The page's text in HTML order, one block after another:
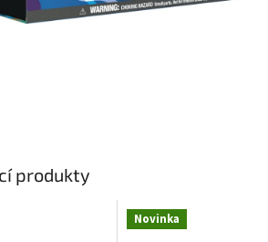
produkty
Novinka